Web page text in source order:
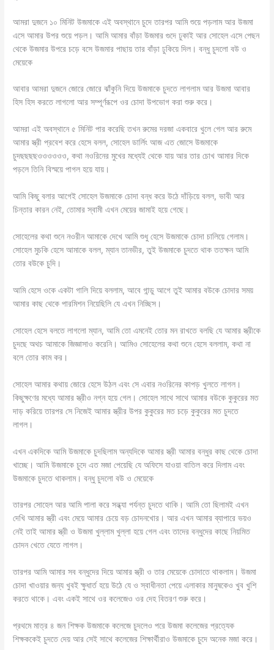
আমরা দুজনে ১০ মিনিট উজমাকে এই অবস্থানে চুদে তারপর আমি শুয়ে পড়লাম আর উজমা
এসে আমার উপর শুয়ে পড়ল। আমি আমার বাঁড়া উজমার গুদে ঢুকাই আর সোহেল এসে পেছন
থেকে উজমার উপরে চড়ে বসে উজমার পাছায় তার বাঁড়া ঢুকিয়ে দিল। বন্ধু চুদলো বউ ও
মেয়েকে
আবার আমরা দুজনে জোরে জোরে ঝাঁকুনি দিয়ে উজমাকে চুদতে লাগলাম আর উজমা আবার
হিস হিস করতে লাগলো আর সম্পূর্ণরূপে ওর চোদা উপভোগ করা শুরু করে।
আমরা এই অবস্থানে ৫ মিনিট পার করেছি তখন রুমের দরজা একবারে খুলে গেল আর রুমে
আমার স্ত্রী প্রবেশ করে হেসে বলল, সোহেল ডার্লিং আজ এত জোসে উজমাকে
চুদছছছছওওওওওও, কথা নওরিনের মুখের মধ্যেই থেকে যায় আর তার চোখ আমার দিকে
পড়লে তিনি বিস্ময়ে পাগল হয়ে যায়।
আমি কিছু বলার আগেই সোহেল উজমাকে চোদা বন্ধ করে উঠে দাঁড়িয়ে বলল, ভাবী আর
চিন্তার কারন নেই, তোমার স্বামী এখন মেয়ের জামাই হয়ে গেছে।
সোহেলের কথা শুনে নওরীন আমাকে দেখে আমি শুধু হেসে উজমাকে চোদা চালিয়ে গেলাম।
সোহেল মুচকি হেসে আমাকে বলল, ম্যান তানভীর, তুই উজমাকে চুদতে থাক ততক্ষন আমি
তোর বউকে চুদি।
আমি হেসে ওকে একটা গালি দিয়ে বললাম, আবে গান্ডু আগে তুই আমার বউকে চোদার সময়
আমার কাছ থেকে পারমিশন নিয়েছিলি যে এখন নিচ্ছিস।
সোহেল হেসে বলতে লাগলো ম্যান, আমি তো এমনেই তোর মন রাখতে বলছি যে আমার স্ত্রীকে
চুদছে অথচ আমাকে জিজ্ঞাসাও করেনি। আমিও সোহেলের কথা শুনে হেসে বললাম, কথা না
বলে তোর কাম কর।
সোহেল আমার কথায় জোরে হেসে উঠল এবং সে এবার নওরিনের কাপড় খুলতে লাগল।
কিছুক্ষণের মধ্যে আমার স্ত্রীও নগ্ন হয়ে গেল। সোহেল সাথে সাথে আমার বউকে কুকুরের মত
দাড় করিয়ে তারপর সে নিজেই আমার স্ত্রীর উপর কুকুরের মত চড়ে কুকুরের মত চুদতে
লাগল।
এখন একদিকে আমি উজমাকে চুদছিলাম অন্যদিকে আমার স্ত্রী আমার বন্ধুর কাছ থেকে চোদা
খাচ্ছে। আমি উজমাকে চুদে এত মজা পেয়েছি যে অফিসে যাওয়া বাতিল করে দিলাম এবং
উজমাকে চুদতে থাকলাম। বন্ধু চুদলো বউ ও মেয়েকে
তারপর সোহেল আর আমি পালা করে সন্ধ্যা পর্যন্ত চুদতে থাকি। আমি তো ছিলামই এখন
দেখি আমার স্ত্রী এবং মেয়ে আমার চেয়ে বড় চোদনখোর। আর এখন আমার ব্যাপারে ভয়ও
নেই তাই আমার স্ত্রী ও উজমা খুল্লাম খুল্লা হয়ে গেল এবং তাদের বন্ধুদের কাছে নিয়মিত
চোদন খেতে যেতে লাগল।
তারপর আমি আমার সব বন্ধুদের দিয়ে আমার স্ত্রী ও তার মেয়েকে চোদাতে থাকলাম। উজমা
চোদা খাওয়ার জন্য খুবই ক্ষুধার্ত হয়ে উঠে যে ও স্বাধীনতা পেয়ে এলাকার মানুষকেও খুব খুশি
করতে থাকে। এবং একই সাথে ওর কলেজেও ওর দেহ বিতরণ শুরু করে।
প্রথমে মাত্র ৪ জন শিক্ষক উজমাকে কলেজে চুদলেও পরে উজমা কলেজের প্রত্যেক
শিক্ষককেই চুদতে দেয় আর সেই সাথে কলেজের শিক্ষার্থীরাও উজমাকে চুদে অনেক মজা করে।